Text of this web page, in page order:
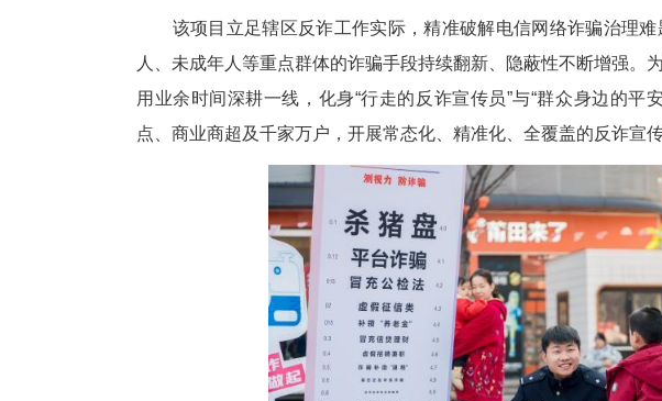
中新网湖北新闻7月6日电
(熊静怡)日前，第
评审，黄石市公安局黄石港区分局组织申报的“反
颖而出，荣获志愿项目大赛银奖。
该项目立足辖区反诈工作实际，精准破解电信
人、未成年人等重点群体的诈骗手段持续翻新、
用业余时间深耕一线，化身“行走的反诈宣传员
点、商业商超及千家万户，开展常态化、精准化